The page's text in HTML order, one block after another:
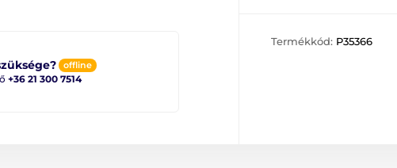
offline
+36 21 300 7514
Termékkód: P35366